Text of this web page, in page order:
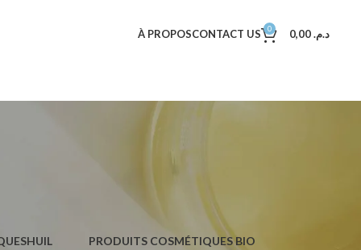
À PROPOSCONTACT US 0 د.م.0,00
HUIL
PRODUITS COSMÉTIQUES BIO